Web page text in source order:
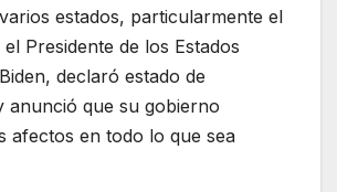
estados, particularmente el
Presidente de los Estados
declaró estado de
anunció que su gobierno
afectos en todo lo que sea